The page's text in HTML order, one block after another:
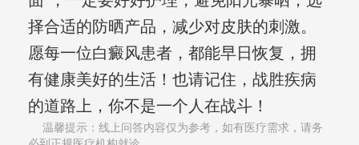
择合适的防晒产品，减少对皮肤的刺激。
愿每一位白癜风患者，都能早日恢复，拥
有健康美好的生活！也请记住，战胜疾病
的道路上，你不是一个人在战斗！
温馨提示：线上问答内容仅为参考，如有医疗需求，请务